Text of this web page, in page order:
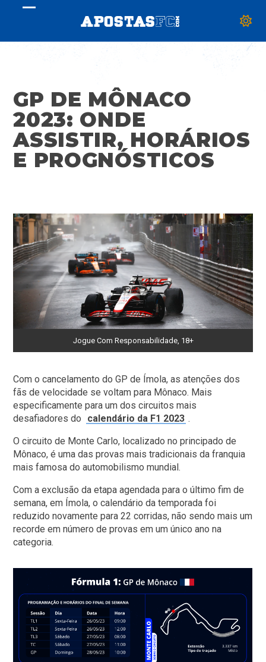
GP DE MÔNACO
2023: ONDE
ASSISTIR, HORÁRIOS
E PROGNÓSTICOS
Jogue Com Responsabilidade, 18+
Com o cancelamento do GP de Ímola, as atenções dos
fãs de velocidade se voltam para Mônaco. Mais
especificamente para um dos circuitos mais
desafiadores do
calendário da F1 2023 .
O circuito de Monte Carlo, localizado no principado de
Mônaco, é uma das provas mais tradicionais da franquia
mais famosa do automobilismo mundial.
Com a exclusão da etapa agendada para o último fim de
semana, em Ímola, o calendário da temporada foi
reduzido novamente para 22 corridas, não sendo mais um
recorde em número de provas em um único ano na
categoria.